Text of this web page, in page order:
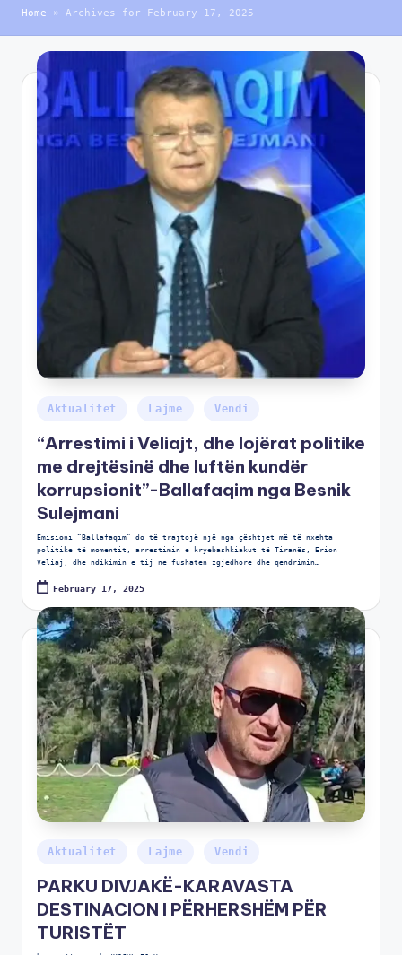
Home » Archives for February 17, 2025
Aktualitet Lajme Vendi
“Arrestimi i Veliajt, dhe lojërat politike
me drejtësinë dhe luftën kundër
korrupsionit”-Ballafaqim nga Besnik
Sulejmani
Emisioni “Ballafaqim” do të trajtojë një nga çështjet më të nxehta
politike të momentit, arrestimin e kryebashkiakut të Tiranës, Erion
Veliaj, dhe ndikimin e tij në fushatën zgjedhore dhe qëndrimin…
February 17, 2025
Aktualitet Lajme Vendi
PARKU DIVJAKË-KARAVASTA
DESTINACION I PËRHERSHËM PËR
TURISTËT